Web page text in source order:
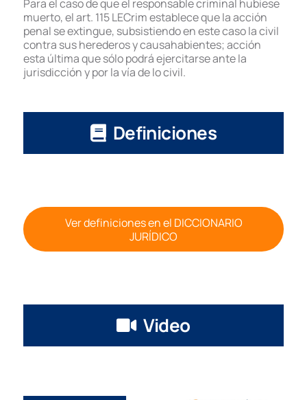
Para el caso de que el responsable criminal hubiese
muerto, el art. 115 LECrim establece que la acción
penal se extingue, subsistiendo en este caso la civil
contra sus herederos y causahabientes; acción
esta última que sólo podrá ejercitarse ante la
jurisdicción y por la vía de lo civil.
Definiciones
Ver definiciones en el DICCIONARIO
JURÍDICO
Video